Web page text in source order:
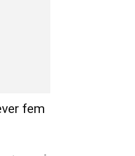
fem